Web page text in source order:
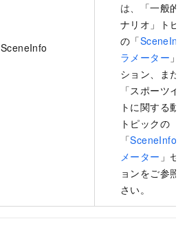
SceneInfo
は、
「一般的
ナリオ」トピ
の「
ラメーター 」
ション、また
「スポーツイ
トに関する動
トピックの
「SceneInfo
メーター 」セ
ョンをご参照
さい。